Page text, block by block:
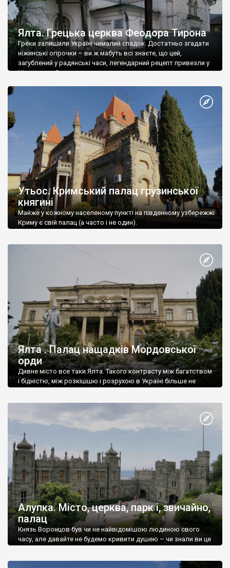
Ялта. Грецька церква Феодора Тирона
Греки залишили Україні чималий спадок. Достатньо згадати
ніжинські огірочки – ви ж мабуть всі знаєте, що цей,
загублений у радянські часи, легендарний рецепт привезли у
Ніжин греки?
Утьос. Кримський палац грузинської
княгині
Майже у кожному населеному пункті на південному узбережжі
Криму є свій палац (а часто і не один).
Ялта . Палац нащадків Мордовської
орди
Дивне місто все таки Ялта. Такого контрасту між багатством
і бідністю, між розкішшю і розрухою в Україні більше не
Алупка. Місто, церква, парк і, звичайно,
палац
Князь Воронцов був чи не найвідомішою людиною свого
часу, але давайте не будемо кривити душею – чи знали ви це